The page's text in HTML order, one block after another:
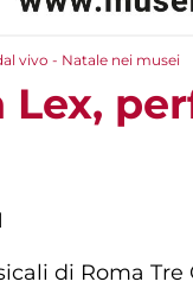
vivo - Natale nei musei
Lex,
di Roma Tre